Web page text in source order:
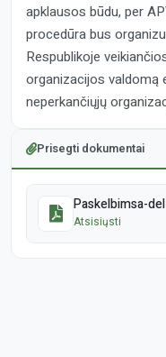
apklausos būdu, per
procedūra bus
Respublikoje
organizacijos valdomą
neperkančiųjų
Prisegti dokumentai
Paskelbimsa-
Atsisiųsti